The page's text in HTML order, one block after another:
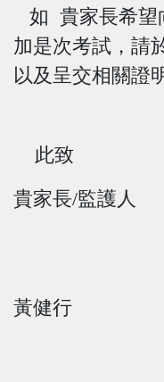
如 貴家長希望
加是次考試，請
以及呈交相關證
此致
貴家長/監護人
黃健行